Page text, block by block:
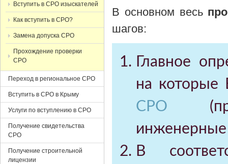
В основном весь
шагов:
Главное
на
СРО
инженерные
В
Вступить в СРО изыскателей
Как вступить в СРО?
Замена допуска СРО
Прохождение проверки
СРО
Переход в региональное СРО
Вступить в СРО в Крыму
Услуги по вступлению в СРО
Получение свидетельства
СРО
Получение строительной
лицензии